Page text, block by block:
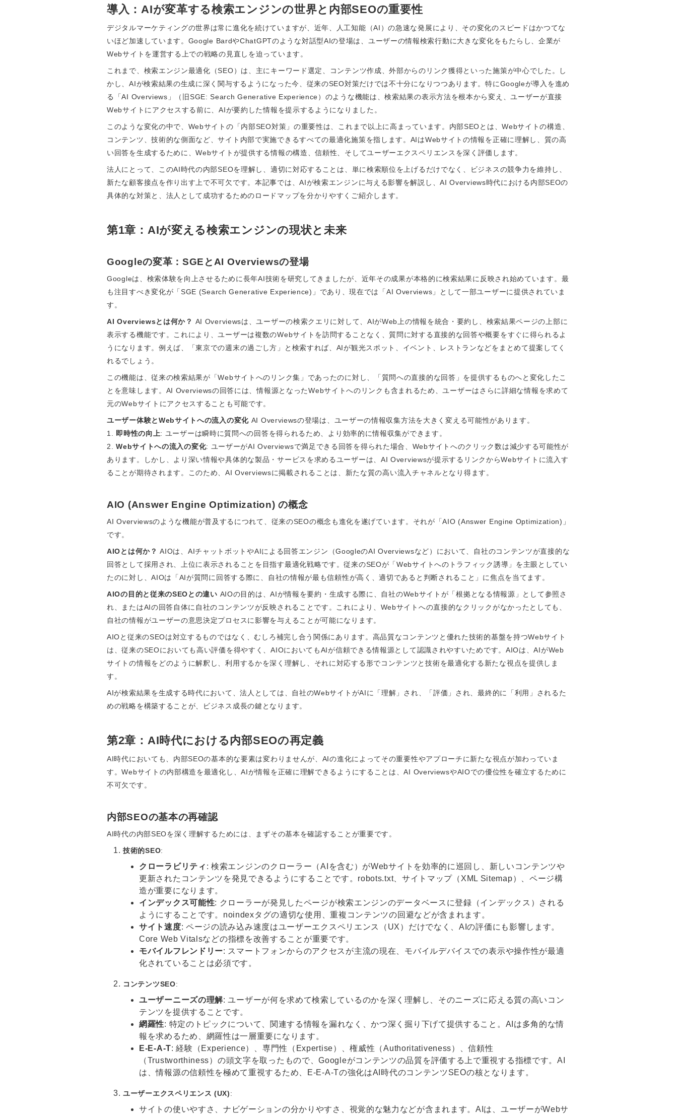
導入：AIが変革する検索エンジンの世界と内部SEOの重要性
デジタルマーケティングの世界は常に進化を続けていますが、近年、人工知能（AI）の急速な発展により、その変化のスピードはかつてな
いほど加速しています。Google BardやChatGPTのような対話型AIの登場は、ユーザーの情報検索行動に大きな変化をもたらし、企業が
Webサイトを運営する上での戦略の見直しを迫っています。
これまで、検索エンジン最適化（SEO）は、主にキーワード選定、コンテンツ作成、外部からのリンク獲得といった施策が中心でした。し
かし、AIが検索結果の生成に深く関与するようになった今、従来のSEO対策だけでは不十分になりつつあります。特にGoogleが導入を進め
る「AI Overviews」（旧SGE: Search Generative Experience）のような機能は、検索結果の表示方法を根本から変え、ユーザーが直接
Webサイトにアクセスする前に、AIが要約した情報を提示するようになりました。
このような変化の中で、Webサイトの「内部SEO対策」の重要性は、これまで以上に高まっています。内部SEOとは、Webサイトの構造、
コンテンツ、技術的な側面など、サイト内部で実施できるすべての最適化施策を指します。AIはWebサイトの情報を正確に理解し、質の高
い回答を生成するために、Webサイトが提供する情報の構造、信頼性、そしてユーザーエクスペリエンスを深く評価します。
法人にとって、このAI時代の内部SEOを理解し、適切に対応することは、単に検索順位を上げるだけでなく、ビジネスの競争力を維持し、
新たな顧客接点を作り出す上で不可欠です。本記事では、AIが検索エンジンに与える影響を解説し、AI Overviews時代における内部SEOの
具体的な対策と、法人として成功するためのロードマップを分かりやすくご紹介します。
第1章：AIが変える検索エンジンの現状と未来
Googleの変革：SGEとAI Overviewsの登場
Googleは、検索体験を向上させるために長年AI技術を研究してきましたが、近年その成果が本格的に検索結果に反映され始めています。最
も注目すべき変化が「SGE (Search Generative Experience)」であり、現在では「AI Overviews」として一部ユーザーに提供されていま
す。
AI Overviewsとは何か？ AI Overviewsは、ユーザーの検索クエリに対して、AIがWeb上の情報を統合・要約し、検索結果ページの上部に
表示する機能です。これにより、ユーザーは複数のWebサイトを訪問することなく、質問に対する直接的な回答や概要をすぐに得られるよ
うになります。例えば、「東京での週末の過ごし方」と検索すれば、AIが観光スポット、イベント、レストランなどをまとめて提案してく
れるでしょう。
この機能は、従来の検索結果が「Webサイトへのリンク集」であったのに対し、「質問への直接的な回答」を提供するものへと変化したこ
とを意味します。AI Overviewsの回答には、情報源となったWebサイトへのリンクも含まれるため、ユーザーはさらに詳細な情報を求めて
元のWebサイトにアクセスすることも可能です。
ユーザー体験とWebサイトへの流入の変化 AI Overviewsの登場は、ユーザーの情報収集方法を大きく変える可能性があります。
1.
即時性の向上: ユーザーは瞬時に質問への回答を得られるため、より効率的に情報収集ができます。
2.Webサイトへの流入の変化: ユーザーがAI Overviewsで満足できる回答を得られた場合、Webサイトへのクリック数は減少する可能性が
あります。しかし、より深い情報や具体的な製品・サービスを求めるユーザーは、AI Overviewsが提示するリンクからWebサイトに流入す
ることが期待されます。このため、AI Overviewsに掲載されることは、新たな質の高い流入チャネルとなり得ます。
AIO (Answer Engine Optimization) の概念
AI Overviewsのような機能が普及するにつれて、従来のSEOの概念も進化を遂げています。それが「AIO (Answer Engine Optimization)」
です。
AIOとは何か？ AIOは、AIチャットボットやAIによる回答エンジン（GoogleのAI Overviewsなど）において、自社のコンテンツが直接的な
回答として採用され、上位に表示されることを目指す最適化戦略です。従来のSEOが「Webサイトへのトラフィック誘導」を主眼としてい
たのに対し、AIOは「AIが質問に回答する際に、自社の情報が最も信頼性が高く、適切であると判断されること」に焦点を当てます。
AIOの目的と従来のSEOとの違い AIOの目的は、AIが情報を要約・生成する際に、自社のWebサイトが「根拠となる情報源」として参照さ
れ、またはAIの回答自体に自社のコンテンツが反映されることです。これにより、Webサイトへの直接的なクリックがなかったとしても、
自社の情報がユーザーの意思決定プロセスに影響を与えることが可能になります。
AIOと従来のSEOは対立するものではなく、むしろ補完し合う関係にあります。高品質なコンテンツと優れた技術的基盤を持つWebサイト
は、従来のSEOにおいても高い評価を得やすく、AIOにおいてもAIが信頼できる情報源として認識されやすいためです。AIOは、AIがWeb
サイトの情報をどのように解釈し、利用するかを深く理解し、それに対応する形でコンテンツと技術を最適化する新たな視点を提供しま
す。
AIが検索結果を生成する時代において、法人としては、自社のWebサイトがAIに「理解」され、「評価」され、最終的に「利用」されるた
めの戦略を構築することが、ビジネス成長の鍵となります。
第2章：AI時代における内部SEOの再定義
AI時代においても、内部SEOの基本的な要素は変わりませんが、AIの進化によってその重要性やアプローチに新たな視点が加わっていま
す。Webサイトの内部構造を最適化し、AIが情報を正確に理解できるようにすることは、AI OverviewsやAIOでの優位性を確立するために
不可欠です。
内部SEOの基本の再確認
AI時代の内部SEOを深く理解するためには、まずその基本を確認することが重要です。
技術的SEO:
クローラビリティ : 検索エンジンのクローラー（AIを含む）がWebサイトを効率的に巡回し、新しいコンテンツや
更新されたコンテンツを発見できるようにすることです。robots.txt、サイトマップ（XML Sitemap）、ページ構
造が重要になります。
インデックス可能性: クローラーが発見したページが検索エンジンのデータベースに登録（インデックス）される
ようにすることです。noindexタグの適切な使用、重複コンテンツの回避などが含まれます。
サイト速度: ページの読み込み速度はユーザーエクスペリエンス（UX）だけでなく、AIの評価にも影響します。
Core Web Vitalsなどの指標を改善することが重要です。
モバイルフレンドリー: スマートフォンからのアクセスが主流の現在、モバイルデバイスでの表示や操作性が最適
化されていることは必須です。
コンテンツSEO:
ユーザーニーズの理解: ユーザーが何を求めて検索しているのかを深く理解し、そのニーズに応える質の高いコン
テンツを提供することです。
網羅性: 特定のトピックについて、関連する情報を漏れなく、かつ深く掘り下げて提供すること。AIは多角的な情
報を求めるため、網羅性は一層重要になります。
E-E-A-T: 経験（Experience）、専門性（Expertise）、権威性（Authoritativeness）、信頼性
（Trustworthiness）の頭文字を取ったもので、Googleがコンテンツの品質を評価する上で重視する指標です。AI
は、情報源の信頼性を極めて重視するため、E-E-A-Tの強化はAI時代のコンテンツSEOの核となります。
ユーザーエクスペリエンス (UX):
サイトの使いやすさ、ナビゲーションの分かりやすさ、視覚的な魅力などが含まれます。AIは、ユーザーがWebサ